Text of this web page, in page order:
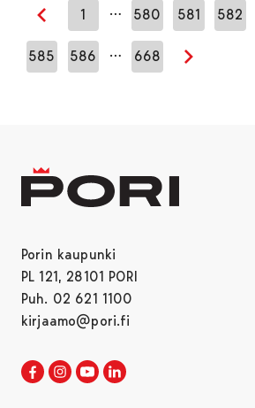
Edellinen sivu
1 … 580 581 582
585 586 … 668
Seuraava
Porin kaupunki
PL 121, 28101 PORI
Puh. 02 621 1100
kirjaamo@pori.fi
Porin kaupunki Facebookissa
Avautuu uudessa välilehdessä
Porin kaupunki Instagramissa
Avautuu uudessa välilehdessä
Porin kaupunki
Avautuu uudessa